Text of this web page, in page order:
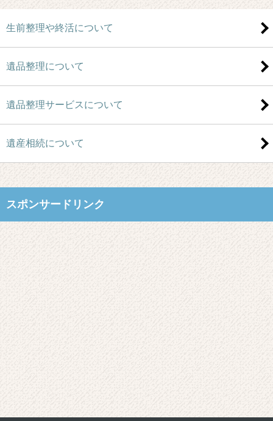
生前整理や終活について
遺品整理について
遺品整理サービスについて
遺産相続について
スポンサードリンク